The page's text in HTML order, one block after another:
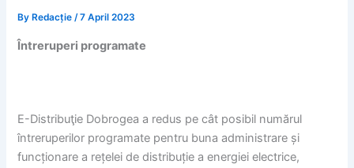
By Redacție/7 April 2023
Întreruperi programate
E-Distribuţie Dobrogea a redus pe cât posibil numărul
întreruperilor programate pentru buna administrare și
funcționare a rețelei de distribuție a energiei electrice,